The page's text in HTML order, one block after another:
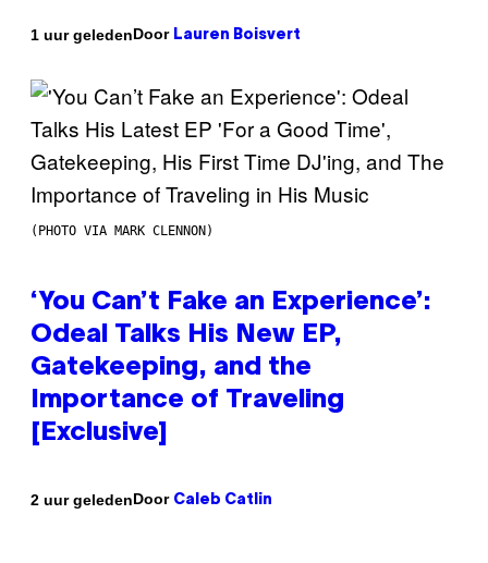
1 uur geledenDoor Lauren Boisvert
(PHOTO VIA MARK CLENNON)
‘You Can’t Fake an Experience’:
Odeal Talks His New EP,
Gatekeeping, and the
Importance of Traveling
[Exclusive]
2 uur geledenDoor Caleb Catlin